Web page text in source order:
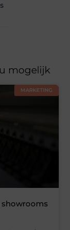
mogelijk
MARKETING